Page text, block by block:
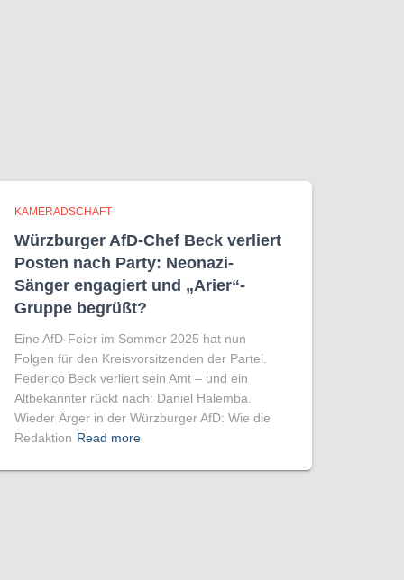
KAMERADSCHAFT
Würzburger AfD-Chef Beck verliert
Posten nach Party: Neonazi-
Sänger engagiert und „Arier“-
Gruppe begrüßt?
Eine AfD-Feier im Sommer 2025 hat nun
Folgen für den Kreisvorsitzenden der Partei.
Federico Beck verliert sein Amt – und ein
Altbekannter rückt nach: Daniel Halemba.
Wieder Ärger in der Würzburger AfD: Wie die
Redaktion Read more